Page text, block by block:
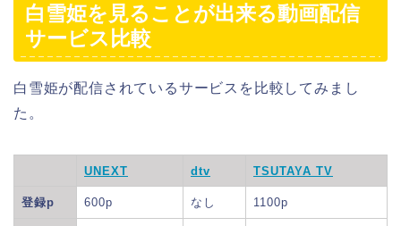
白雪姫を見ることが出来る動画配信
サービス比較
白雪姫が配信されているサービスを比較してみまし
た。
UNEXT dtv TSUTAYA TV
登録p 600p なし 1100p